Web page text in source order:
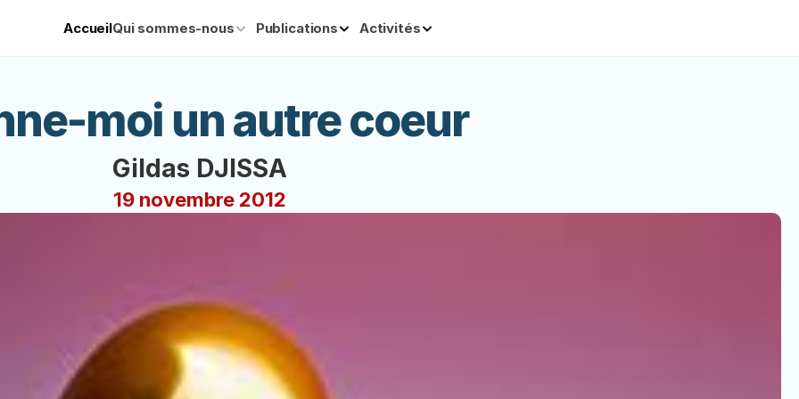
AccueilQui sommes-nous Publications Activités
moi un autre coeur
Gildas DJISSA
19 novembre 2012